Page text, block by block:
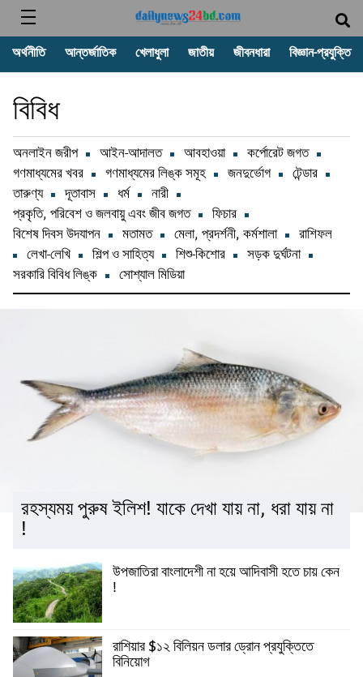
অর্থনীতি আন্তর্জাতিক খেলাধুলা জাতীয় জীবনধারা বিজ্ঞান-প্রযুক্তি
বিবিধ
অনলাইন জরীপ আইন-আদালত আবহাওয়া
কর্পোরেট জগত
গণমাধ্যমের খবর
গণমাধ্যমের লিঙ্ক সমূহ জনদুর্ভোগ
টেন্ডার
তারুণ্য
দূতাবাস ধর্ম
নারী
প্রকৃতি, পরিবেশ ও জলবায়ু এবং জীব জগত
ফিচার
বিশেষ দিবস উদযাপন
মতামত মেলা, প্রদর্শনী, কর্মশালা
রাশিফল
লেখা-লেখি
শিল্প ও সাহিত্য শিশু-কিশোর
সড়ক দুর্ঘটনা
সরকারি বিবিধ লিঙ্ক
সোশ্যাল মিডিয়া
রহস্যময় পুরুষ ইলিশ! যাকে দেখা যায় না, ধরা যায় না
!
উপজাতিরা বাংলাদেশী না হয়ে আদিবাসী হতে চায় কেন
!
রাশিয়ার $১২ বিলিয়ন ডলার ড্রোন প্রযুক্তিতে
বিনিয়োগ